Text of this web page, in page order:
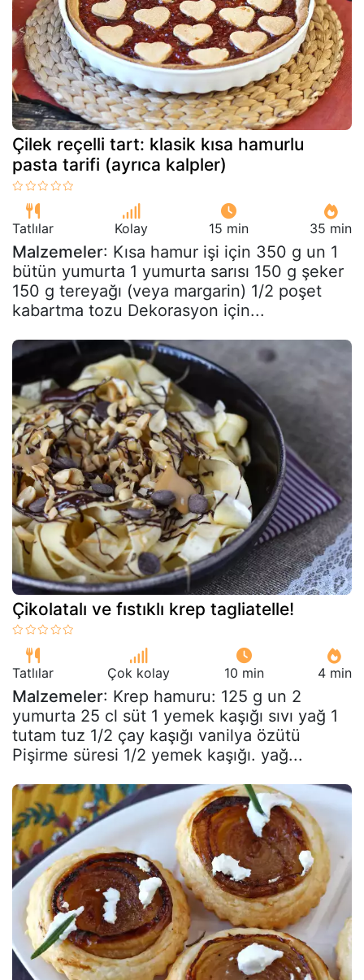
Çilek reçelli tart: klasik kısa hamurlu
pasta tarifi (ayrıca kalpler)
Tatlılar Kolay 15 min 35 min
Malzemeler: Kısa hamur işi için 350 g un 1
bütün yumurta 1 yumurta sarısı 150 g şeker
150 g tereyağı (veya margarin) 1/2 poşet
kabartma tozu Dekorasyon için...
Çikolatalı ve fıstıklı krep tagliatelle!
Tatlılar Çok kolay 10 min 4 min
Malzemeler: Krep hamuru: 125 g un 2
yumurta 25 cl süt 1 yemek kaşığı sıvı yağ 1
tutam tuz 1/2 çay kaşığı vanilya özütü
Pişirme süresi 1/2 yemek kaşığı. yağ...